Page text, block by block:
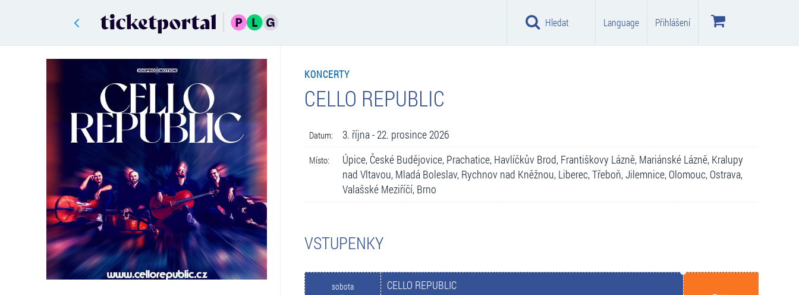
Hledat Language Přihlášení
KONCERTY
CELLO REPUBLIC
Datum: 3. října - 22. prosince 2026
Místo:
Úpice, České Budějovice, Prachatice, Havlíčkův Brod, Františkovy Lázně, Mariánské Lázně, Kralupy
nad Vltavou, Mladá Boleslav, Rychnov nad Kněžnou, Liberec, Třeboň, Jilemnice, Olomouc, Ostrava,
Valašské Meziříčí, Brno
VSTUPENKY
sobota CELLO REPUBLIC